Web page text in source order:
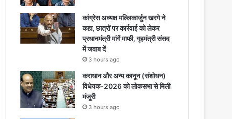
कांग्रेस अध्यक्ष मल्लिकार्जुन खरगे ने
कहा, छात्रों पर कार्रवाई को लेकर
प्रधानमंत्री मांगें माफी, गृहमंत्री संसद
में जवाब दें
3 hours ago
कराधान और अन्य कानून (संशोधन)
विधेयक-2026 को लोकसभा से मिली
मंजूरी
3 hours ago